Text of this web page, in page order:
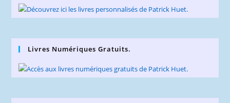
Livres Numériques Gratuits.